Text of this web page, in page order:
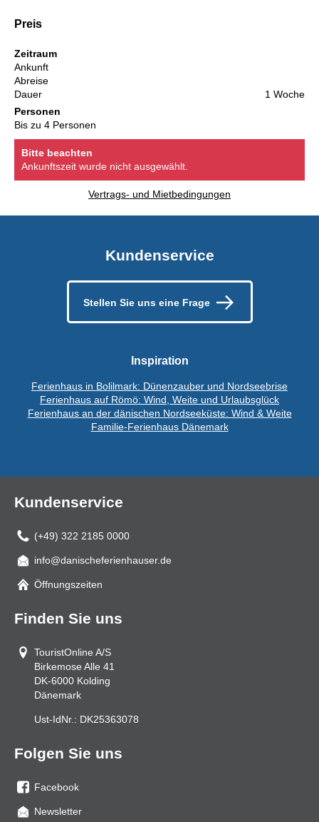
Preis
Zeitraum
Ankunft
Abreise
Dauer
1 Woche
Personen
Bis zu 4 Personen
Bitte beachten
Ankunftszeit wurde nicht ausgewählt.
Vertrags- und Mietbedingungen
Kundenservice
Stellen Sie uns eine Frage
Inspiration
Ferienhaus in Bolilmark: Dünenzauber und Nordseebrise
Ferienhaus auf Römö: Wind, Weite und Urlaubsglück
Ferienhaus an der dänischen Nordseeküste: Wind & Weite
Familie-Ferienhaus Dänemark
Kundenservice
(+49) 322 2185 0000
Mail
info@danischeferienhauser.de
Öffnungszeiten
Finden Sie uns
TouristOnline A/S
Birkemose Alle 41
DK-6000 Kolding
Dänemark
Ust-IdNr.: DK25363078
Folgen Sie uns
Sie
Facebook
Newsletter